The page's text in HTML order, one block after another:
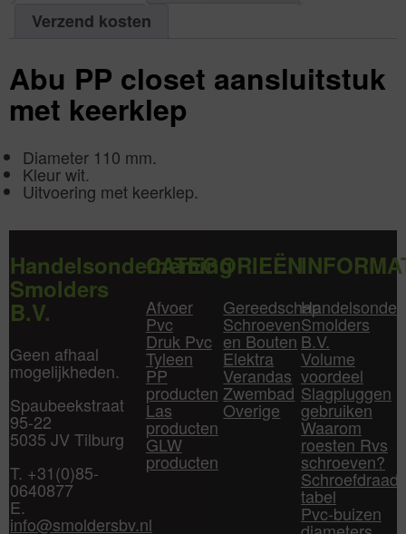
Verzend kosten
Abu PP closet aansluitstuk
met keerklep
Diameter 110 mm.
Kleur wit.
Uitvoering met keerklep.
Handelsonderneming
Smolders
B.V.
Geen afhaal
mogelijkheden.
Spaubeekstraat
95-22
5035 JV Tilburg
T. +31(0)85-
0640877
E.
info@smoldersbv.nl
CATEGORIEËN
Afvoer
Pvc
Druk Pvc
Tyleen
PP
producten
Las
producten
GLW
producten
Gereedschap
Schroeven
en Bouten
Elektra
Verandas
Zwembad
Overige
Smolders
B.V.
Volume
voordeel
Slagpluggen
gebruiken
Waarom
roesten Rvs
schroeven?
Schroefdraad
tabel
Pvc-buizen